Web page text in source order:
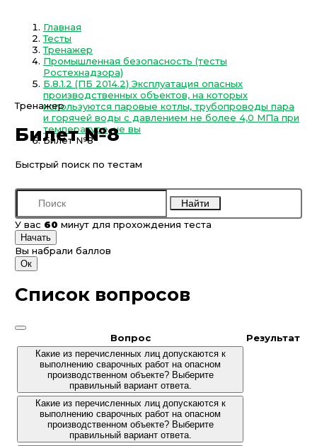
Главная
Тесты
Тренажер
Промышленная безопасность (тесты
Ростехнадзора)
Б.8.1.2 (ПБ 2014.2) Эксплуатация опасных
производственных объектов, на которых
используются паровые котлы, трубопроводы пара
и горячей воды с давлением не более 4,0 МПа при
температуре, не вы
Билет №8
Тренажер
Билет №8
Быстрый поиск по тестам
Найти
У вас 60 минут для прохождения теста
Начать
Вы набрали баллов
Ок
Список вопросов
Вопрос Результат
Какие из перечисленных лиц допускаются к
выполнению сварочных работ на опасном
производственном объекте? Выберите
правильный вариант ответа.
Какие из перечисленных лиц допускаются к
выполнению сварочных работ на опасном
производственном объекте? Выберите
правильный вариант ответа.